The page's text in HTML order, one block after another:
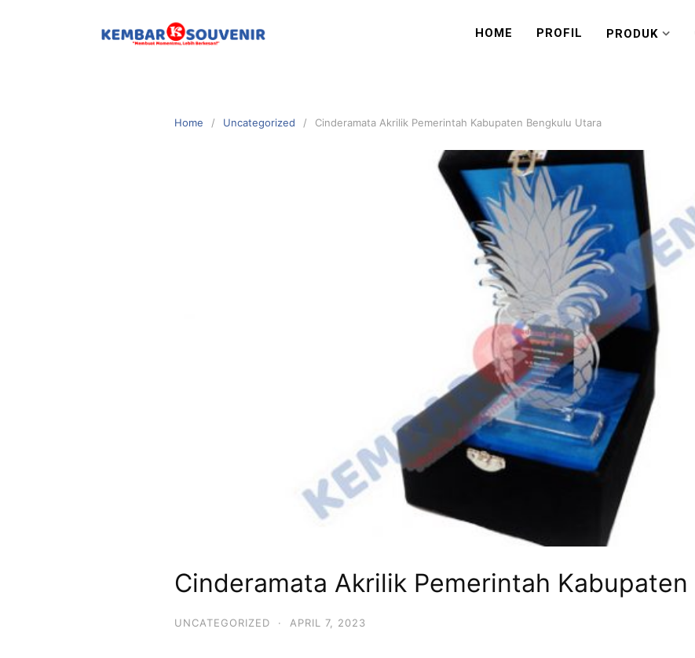
HOME PROFIL PRODUK
Home Uncategorized Cinderamata Akrilik Pemerintah Kabupaten Bengkulu Utara
Cinderamata Akrilik Pemerintah
UNCATEGORIZED · APRIL 7, 2023